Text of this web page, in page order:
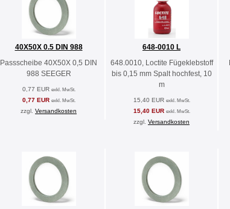
40X50X 0.5 DIN 988
Passscheibe 40X50X 0,5 DIN
988 SEEGER
0,77 EUR exkl. MwSt.
0,77 EUR exkl. MwSt.
zzgl. Versandkosten
648-0010 L
648.0010, Loctite Fügeklebstoff
bis 0,15 mm Spalt hochfest, 10
m
15,40 EUR exkl. MwSt.
15,40 EUR exkl. MwSt.
zzgl. Versandkosten